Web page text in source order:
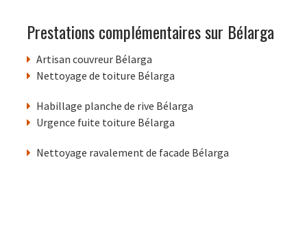
Prestations complémentaires sur Bélarga
Artisan couvreur Bélarga
Nettoyage de toiture Bélarga
Habillage planche de rive Bélarga
Urgence fuite toiture Bélarga
Nettoyage ravalement de facade Bélarga